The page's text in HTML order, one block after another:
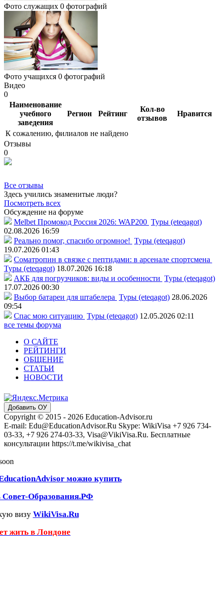
Фото служащих 0 фотографий
Фото учащихся 0 фотографий
Видео
0
Наименование
учебного
заведения
Регион Рейтинг
Кол-во
отзывов
Нравится
К сожалению, филиалов не найдено
Отзывы
0
Все отзывы
Здесь учились знаменитые люди?
Посмотреть всех
Обсуждение на форуме
Melbet Промокод Россия 2026: WAP200 Туры (eteqagot)
02.08.2026 16:59
Реально помог, спасибо огромное! Туры (eteqagot)
19.07.2026 01:43
Соматропин в связке с пептидами: в арсенале спортсмена
Туры (eteqagot) 18.07.2026 16:18
АКБ для погрузчиков: виды и особенности Туры (eteqagot)
17.07.2026 00:30
Выбор батареи для штабелера Туры (eteqagot) 28.06.2026
09:54
Спас мою ситуацию Туры (eteqagot) 12.05.2026 02:11
все темы форума
О САЙТЕ
РЕЙТИНГИ
ОБЩЕНИЕ
СТАТЬИ
НОВОСТИ
Добавить ОУ
Copyright © 2015 - 2026 Education-Advisor.ru
E-mail: Edu@EducationAdvisor.Ru Skype: WikiVisa +7 926 734-
03-33, +7 926 274-03-33, Visa@VikiVisa.Ru. Бесплатные
консультации https://t.me/wikivisa_chat
можно купить
Совет-Образования.РФ
визу WikiVisa.Ru
жить в Лондоне